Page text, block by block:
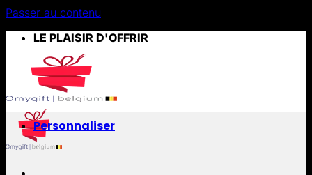
Passer au contenu
LE PLAISIR D'OFFRIR
Personnaliser